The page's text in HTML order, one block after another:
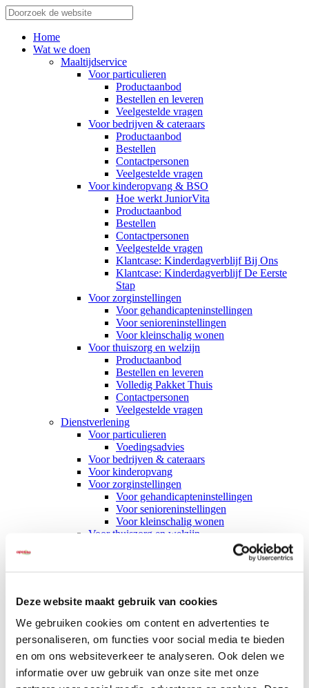
Deze website maakt gebruik van cookies
We gebruiken cookies om content en advertenties te
personaliseren, om functies voor social media te bieden
en om ons websiteverkeer te analyseren. Ook delen we
informatie over uw gebruik van onze site met onze
Home
Wat we doen
Maaltijdservice
Voor particulieren
Productaanbod
Bestellen en leveren
Veelgestelde vragen
Voor bedrijven & cateraars
Productaanbod
Bestellen
Contactpersonen
Veelgestelde vragen
Voor kinderopvang & BSO
Hoe werkt JuniorVita
Productaanbod
Bestellen
Contactpersonen
Veelgestelde vragen
Klantcase: Kinderdagverblijf Bij Ons
Klantcase: Kinderdagverblijf De Eerste
Stap
Voor zorginstellingen
Voor gehandicapteninstellingen
Voor senioreninstellingen
Voor kleinschalig wonen
Voor thuiszorg en welzijn
Productaanbod
Bestellen en leveren
Volledig Pakket Thuis
Contactpersonen
Veelgestelde vragen
Dienstverlening
Voor particulieren
Voedingsadvies
Voor bedrijven & cateraars
Voor kinderopvang
Voor zorginstellingen
Voor gehandicapteninstellingen
Voor senioreninstellingen
Voor kleinschalig wonen
Voor thuiszorg en welzijn
Kinderopvang
Bedrijven & cateraars
Referenties
Over ons
Onze organisatie
Waar staan we voor
Geschiedenis
Werken bij